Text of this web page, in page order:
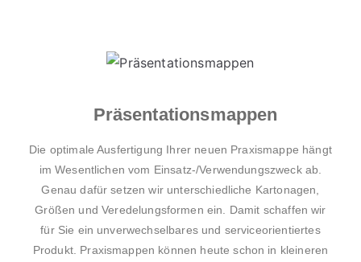
Präsentationsmappen
Die optimale Ausfertigung Ihrer neuen Praxismappe hängt
im Wesentlichen vom Einsatz-/Verwendungszweck ab.
Genau dafür setzen wir unterschiedliche Kartonagen,
Größen und Veredelungsformen ein. Damit schaffen wir
für Sie ein unverwechselbares und serviceorientiertes
Produkt. Praxismappen können heute schon in kleineren